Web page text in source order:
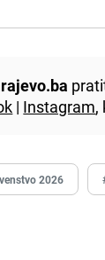
| Instagram,
2026